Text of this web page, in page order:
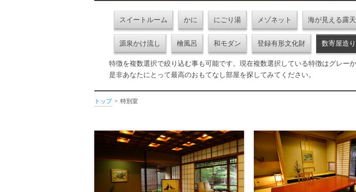
スイートルーム かに にごり湯 メゾネット 海が見える露天
源泉かけ流し 檜風呂 和モダン 登録有形文化財 数寄屋造り
特徴を複数選択で絞り込む事も可能です。現在複数選択している特徴はグレー
是非あなたにとって最高のおもてなし部屋を探してみてください。
トップ 特別室